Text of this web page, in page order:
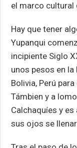
el marco cultural
Hay que tener
Yupanqui
incipiente Siglo
unos pesos en
Bolivia, Perú
Támbien y a
Calchaquíes y
sus ojos se